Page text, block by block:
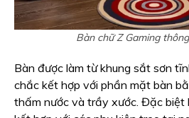
Bàn chữ Z Gaming
Bàn được làm từ khung sắt sơn
chắc kết hợp với phần mặt bàn
thấm nước và trầy xước. Đặc biệt